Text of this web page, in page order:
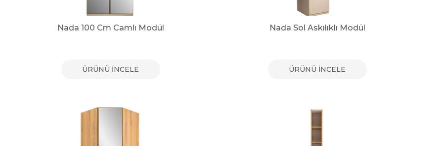
Nada 100 Cm Camlı Modül
ÜRÜNÜ İNCELE
Nada Sol Askılıklı Modül
ÜRÜNÜ İNCELE